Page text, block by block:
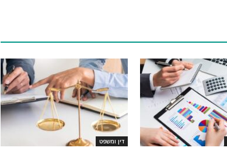
דין ומשפט